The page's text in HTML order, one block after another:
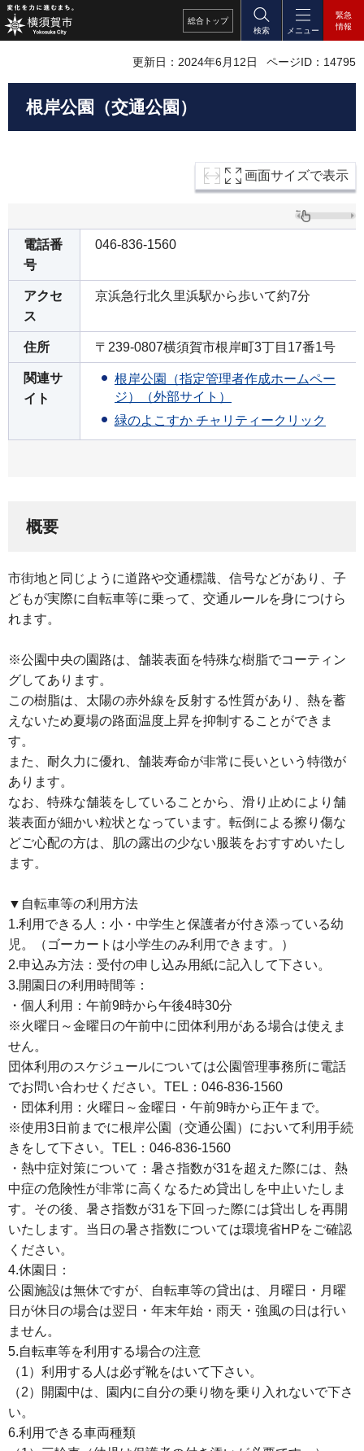
総合 トップ
検索
メニュー
緊急
情報
更新日：2024年6月12日 ページID：14795
根岸公園（交通公園）
画面サイズで表示
電話番
号
046-836-1560
アクセ
ス
京浜急行北久里浜駅から歩いて約7分
住所 〒239-0807横須賀市根岸町3丁目17番1号
関連サ
イト
根岸公園（指定管理者作成ホームペー
ジ）（外部サイト）
緑のよこすか チャリティークリック
概要
市街地と同じように道路や交通標識、信号などがあり、子
どもが実際に自転車等に乗って、交通ルールを身につけら
れます。
※公園中央の園路は、舗装表面を特殊な樹脂でコーティン
グしてあります。
この樹脂は、太陽の赤外線を反射する性質があり、熱を蓄
えないため夏場の路面温度上昇を抑制することができま
す。
また、耐久力に優れ、舗装寿命が非常に長いという特徴が
あります。
なお、特殊な舗装をしていることから、滑り止めにより舗
装表面が細かい粒状となっています。転倒による擦り傷な
どご心配の方は、肌の露出の少ない服装をおすすめいたし
ます。
▼自転車等の利用方法
1.利用できる人：小・中学生と保護者が付き添っている幼
児。（ゴーカートは小学生のみ利用できます。）
2.申込み方法：受付の申し込み用紙に記入して下さい。
3.開園日の利用時間等：
・個人利用：午前9時から午後4時30分
※火曜日～金曜日の午前中に団体利用がある場合は使えま
せん。
団体利用のスケジュールについては公園管理事務所に電話
でお問い合わせください。TEL：046-836-1560
・団体利用：火曜日～金曜日・午前9時から正午まで。
※使用3日前までに根岸公園（交通公園）において利用手続
きをして下さい。TEL：046-836-1560
・熱中症対策について：暑さ指数が31を超えた際には、熱
中症の危険性が非常に高くなるため貸出しを中止いたしま
す。その後、暑さ指数が31を下回った際には貸出しを再開
いたします。当日の暑さ指数については環境省HPをご確認
ください。
4.休園日：
公園施設は無休ですが、自転車等の貸出は、月曜日・月曜
日が休日の場合は翌日・年末年始・雨天・強風の日は行い
ません。
5.自転車等を利用する場合の注意
（1）利用する人は必ず靴をはいて下さい。
（2）開園中は、園内に自分の乗り物を乗り入れないで下さ
い。
6.利用できる車両種類